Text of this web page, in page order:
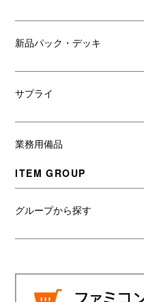
新品パック・デッキ
サプライ
業務用備品
ITEM GROUP
グループから探す